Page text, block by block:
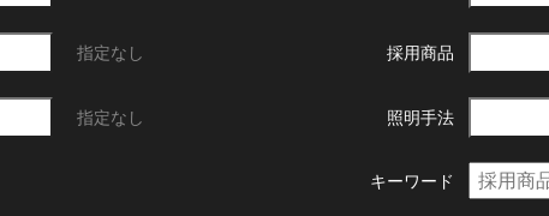
指定なし 採用商品
指定なし 照明手法
キーワード